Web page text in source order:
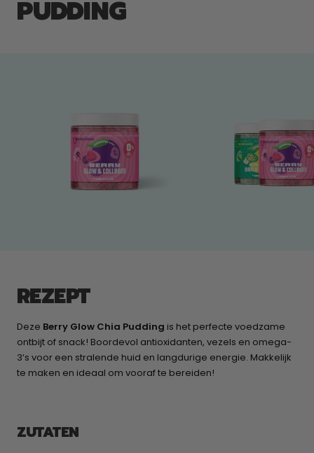
PUDDING
REZEPT
Deze Berry Glow Chia Pudding is het perfecte voedzame
ontbijt of snack! Boordevol antioxidanten, vezels en omega-
3’s voor een stralende huid en langdurige energie. Makkelijk
te maken en ideaal om vooraf te bereiden!
ZUTATEN